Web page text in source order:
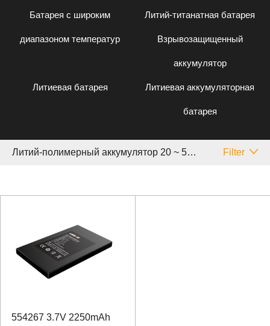
Батарея с широким
диапазоном температур
Литий-титанатная батарея
Взрывозащищенный
аккумулятор
Литиевая батарея Литиевая аккумуляторная
батарея
Литий-полимерный аккумулятор 20 ~ 50 Аh Медицинское Filter
554267 3.7V 2250mAh